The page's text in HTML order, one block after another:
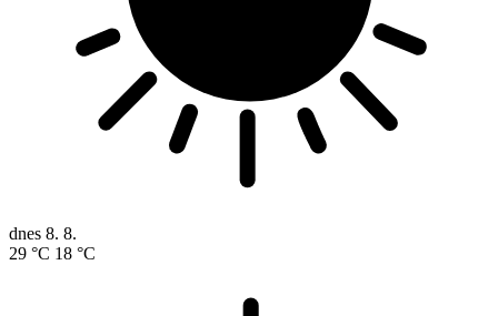
dnes 8. 8.
29 °C 18 °C